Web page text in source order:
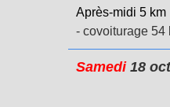
Après-midi 5 km
- covoiturage 54
Samedi18